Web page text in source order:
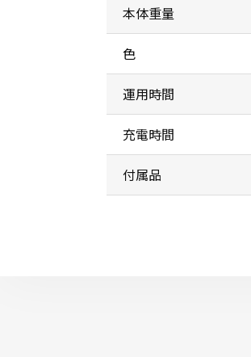
本体重量
色
運用時間
充電時間
付属品